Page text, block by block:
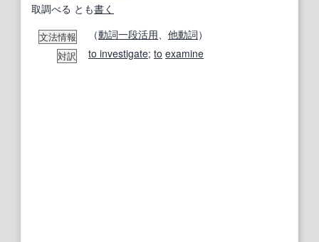
取調べる とも書く
文法情報 （動詞一段活用 他動詞）
対訳 to investigate; to examine